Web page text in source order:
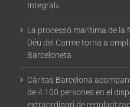
Integral»
La processó marítima de la
Déu del Carme torna a
Barceloneta
Càritas Barcelona
de 4.100 persones en el
extraordinari de